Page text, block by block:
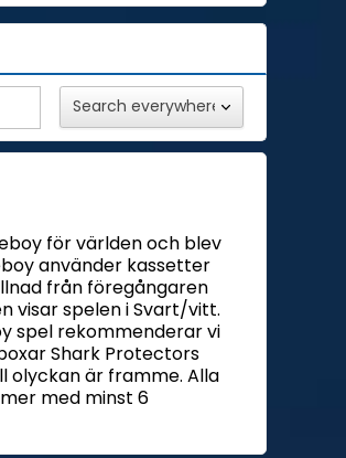
för världen och blev
använder kassetter
från föregångaren
visar spelen i Svart/vitt.
spel rekommenderar vi
Shark Protectors
olyckan är framme. Alla
med minst 6